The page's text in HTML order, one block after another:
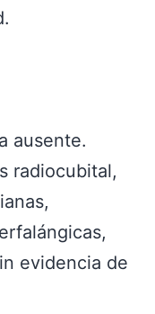
ausente.
radiocubital,
evidencia de